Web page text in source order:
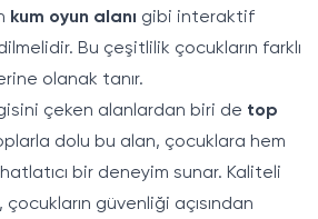
kum oyun alanı gibi interaktif
Bu çeşitlilik çocukların farklı
olanak tanır.
çeken alanlardan biri de top
dolu bu alan, çocuklara hem
bir deneyim sunar. Kaliteli
, çocukların güvenliği açısından